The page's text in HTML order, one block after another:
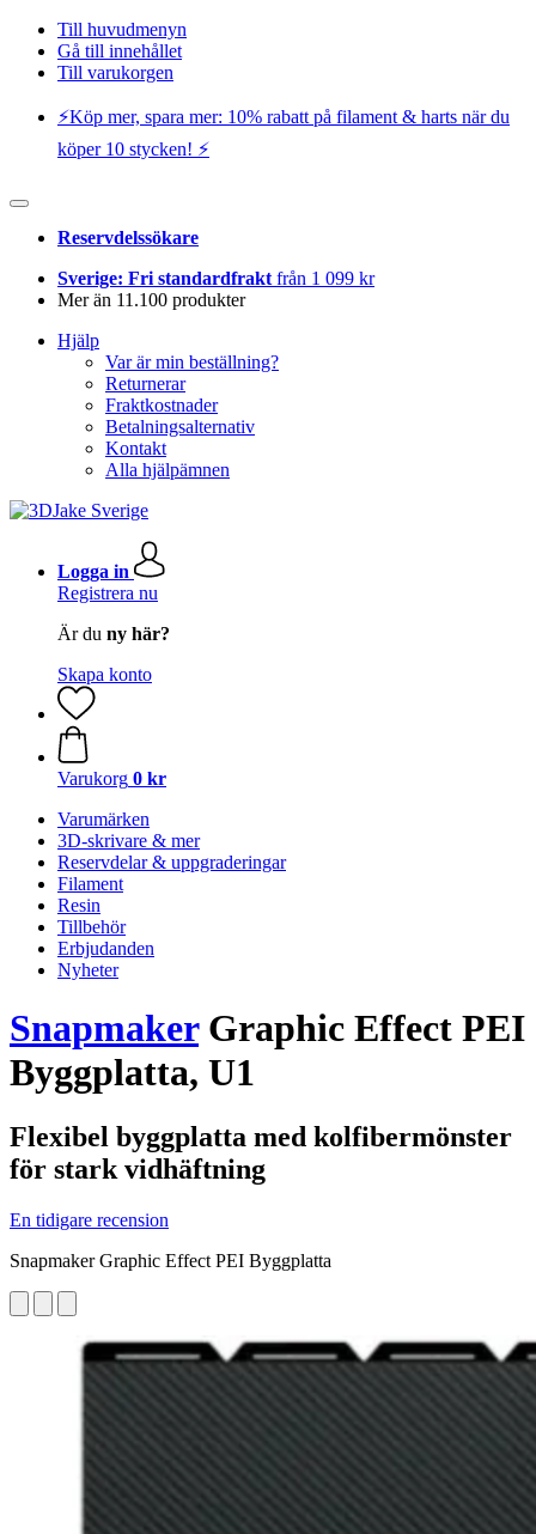
Till huvudmenyn
Gå till innehållet
Till varukorgen
⚡️Köp mer, spara mer: 10% rabatt på filament & harts när du
köper 10 stycken! ⚡️
Reservdelssökare
Sverige: Fri standardfrakt från 1 099 kr
Mer än 11.100 produkter
Hjälp
Var är min beställning?
Returnerar
Fraktkostnader
Betalningsalternativ
Kontakt
Alla hjälpämnen
Logga in
Registrera nu
Är du ny här?
Skapa konto
Varukorg 0 kr
Varumärken
3D-skrivare & mer
Reservdelar & uppgraderingar
Filament
Resin
Tillbehör
Erbjudanden
Nyheter
SnapmakerGraphic Effect PEI
Byggplatta, U1
Flexibel byggplatta med kolfibermönster
för stark vidhäftning
En tidigare recension
Snapmaker Graphic Effect PEI Byggplatta